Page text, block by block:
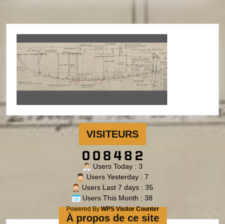
VISITEURS
Users Today : 3
Users Yesterday : 7
Users Last 7 days : 35
Users This Month : 38
Powered ByWPS Visitor Counter
À propos de ce site